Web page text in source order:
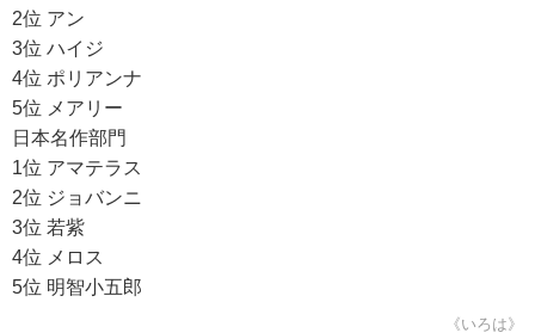
2位 アン
3位 ハイジ
4位 ポリアンナ
5位 メアリー
日本名作部門
1位 アマテラス
2位 ジョバンニ
3位 若紫
4位 メロス
5位 明智小五郎
《いろは》